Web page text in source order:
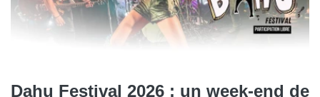
Dahu Festival 2026 : un week-end de